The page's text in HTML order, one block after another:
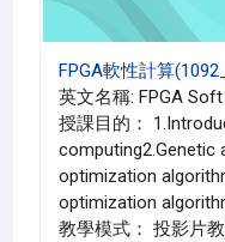
FPGA軟性計算
英文名稱: FPGA
授課目的：
computing2.Genetic
optimization
optimization
教學模式： 投影片